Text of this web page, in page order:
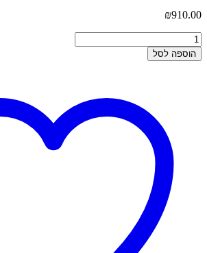
₪910.00
הוספה לסל